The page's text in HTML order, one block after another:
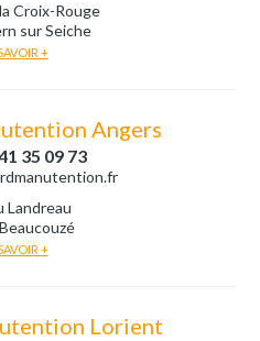
Croix-Rouge
sur Seiche
+
Angers
35 09 73
Landreau
+
Lorient